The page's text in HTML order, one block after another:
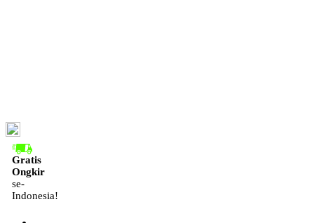
Gratis
Ongkir
se-
Indonesia!